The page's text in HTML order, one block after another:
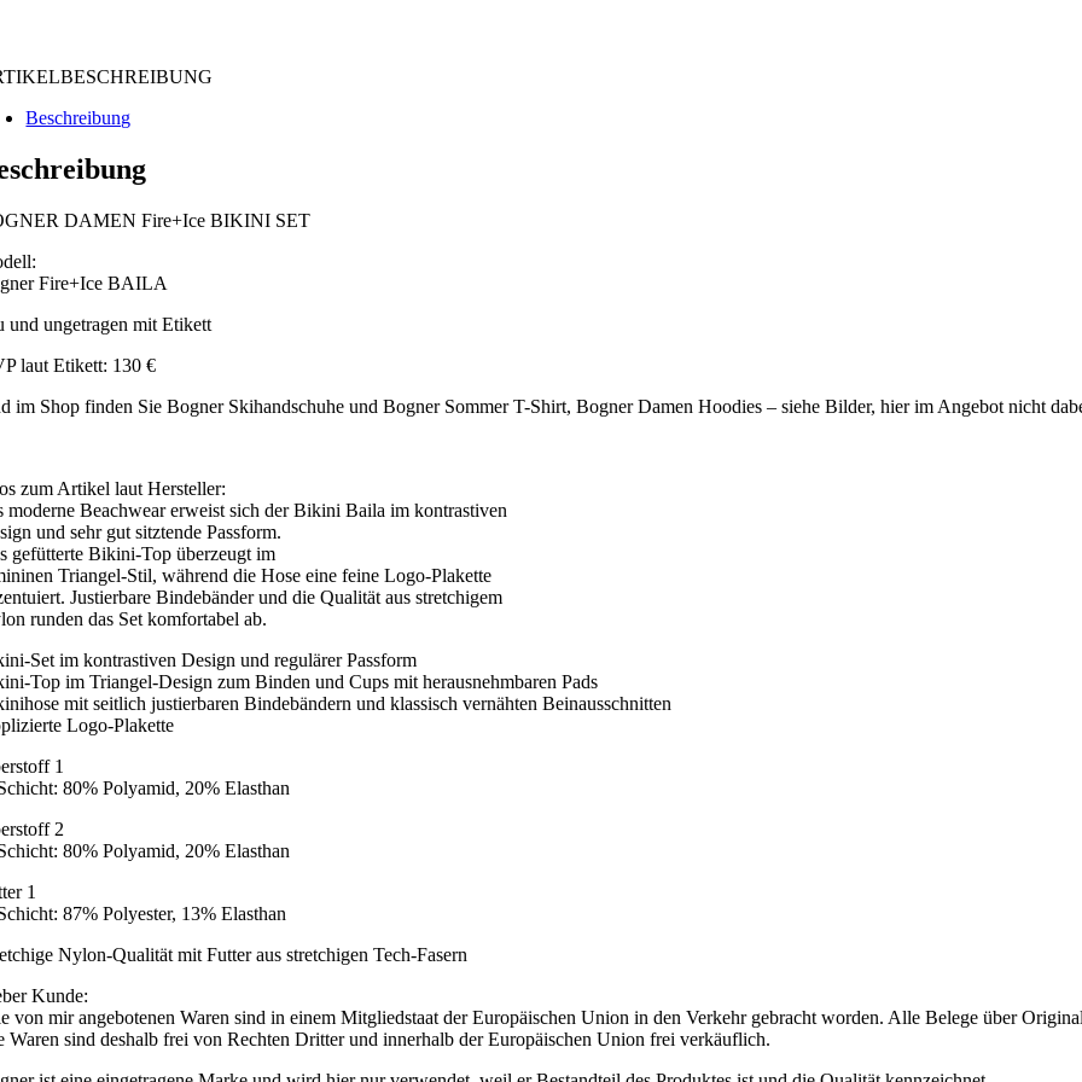
Beschreibung
DAMEN Fire+Ice BIKINI SET
Fire+Ice BAILA
und ungetragen mit Etikett
laut Etikett: 130 €
im Shop finden Sie Bogner Skihandschuhe und Bogner Sommer T-Shirt, Bogner Damen Hoodies – siehe Bilder, hier im Angebot nicht
zum Artikel laut Hersteller:
moderne Beachwear erweist sich der Bikini Baila im kontrastiven
und sehr gut sitztende Passform.
gefütterte Bikini-Top überzeugt im
Triangel-Stil, während die Hose eine feine Logo-Plakette
Justierbare Bindebänder und die Qualität aus stretchigem
runden das Set komfortabel ab.
Set im kontrastiven Design und regulärer Passform
Top im Triangel-Design zum Binden und Cups mit herausnehmbaren Pads
mit seitlich justierbaren Bindebändern und klassisch vernähten Beinausschnitten
Logo-Plakette
1
80% Polyamid, 20% Elasthan
2
80% Polyamid, 20% Elasthan
1
87% Polyester, 13% Elasthan
Nylon-Qualität mit Futter aus stretchigen Tech-Fasern
Kunde:
von mir angebotenen Waren sind in einem Mitgliedstaat der Europäischen Union in den Verkehr gebracht worden. Alle Belege über
Waren sind deshalb frei von Rechten Dritter und innerhalb der Europäischen Union frei verkäuflich.